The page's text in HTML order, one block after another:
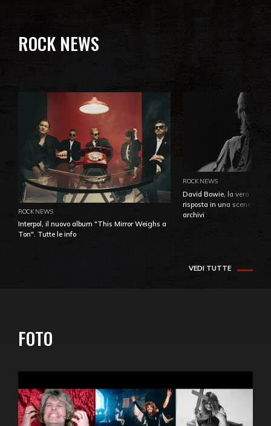
ROCK NEWS
ROCK NEWS
Interpol, il nuovo album "This Mirror Weighs a
Ton". Tutte le info
ROCK NEWS
David Bowie, la vera
risposta in una
archivi
VEDI TUTTE
FOTO